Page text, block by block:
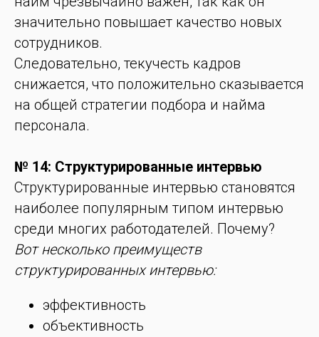
значительно повышает качество новых
сотрудников.
Следовательно, текучесть кадров
снижается, что положительно сказывается
на общей стратегии подбора и найма
персонала.
№ 14: Структурированные интервью
Структурированные интервью становятся
наиболее популярным типом интервью
среди многих работодателей. Почему?
Вот несколько преимуществ
структурированных интервью:
эффективность
объективность